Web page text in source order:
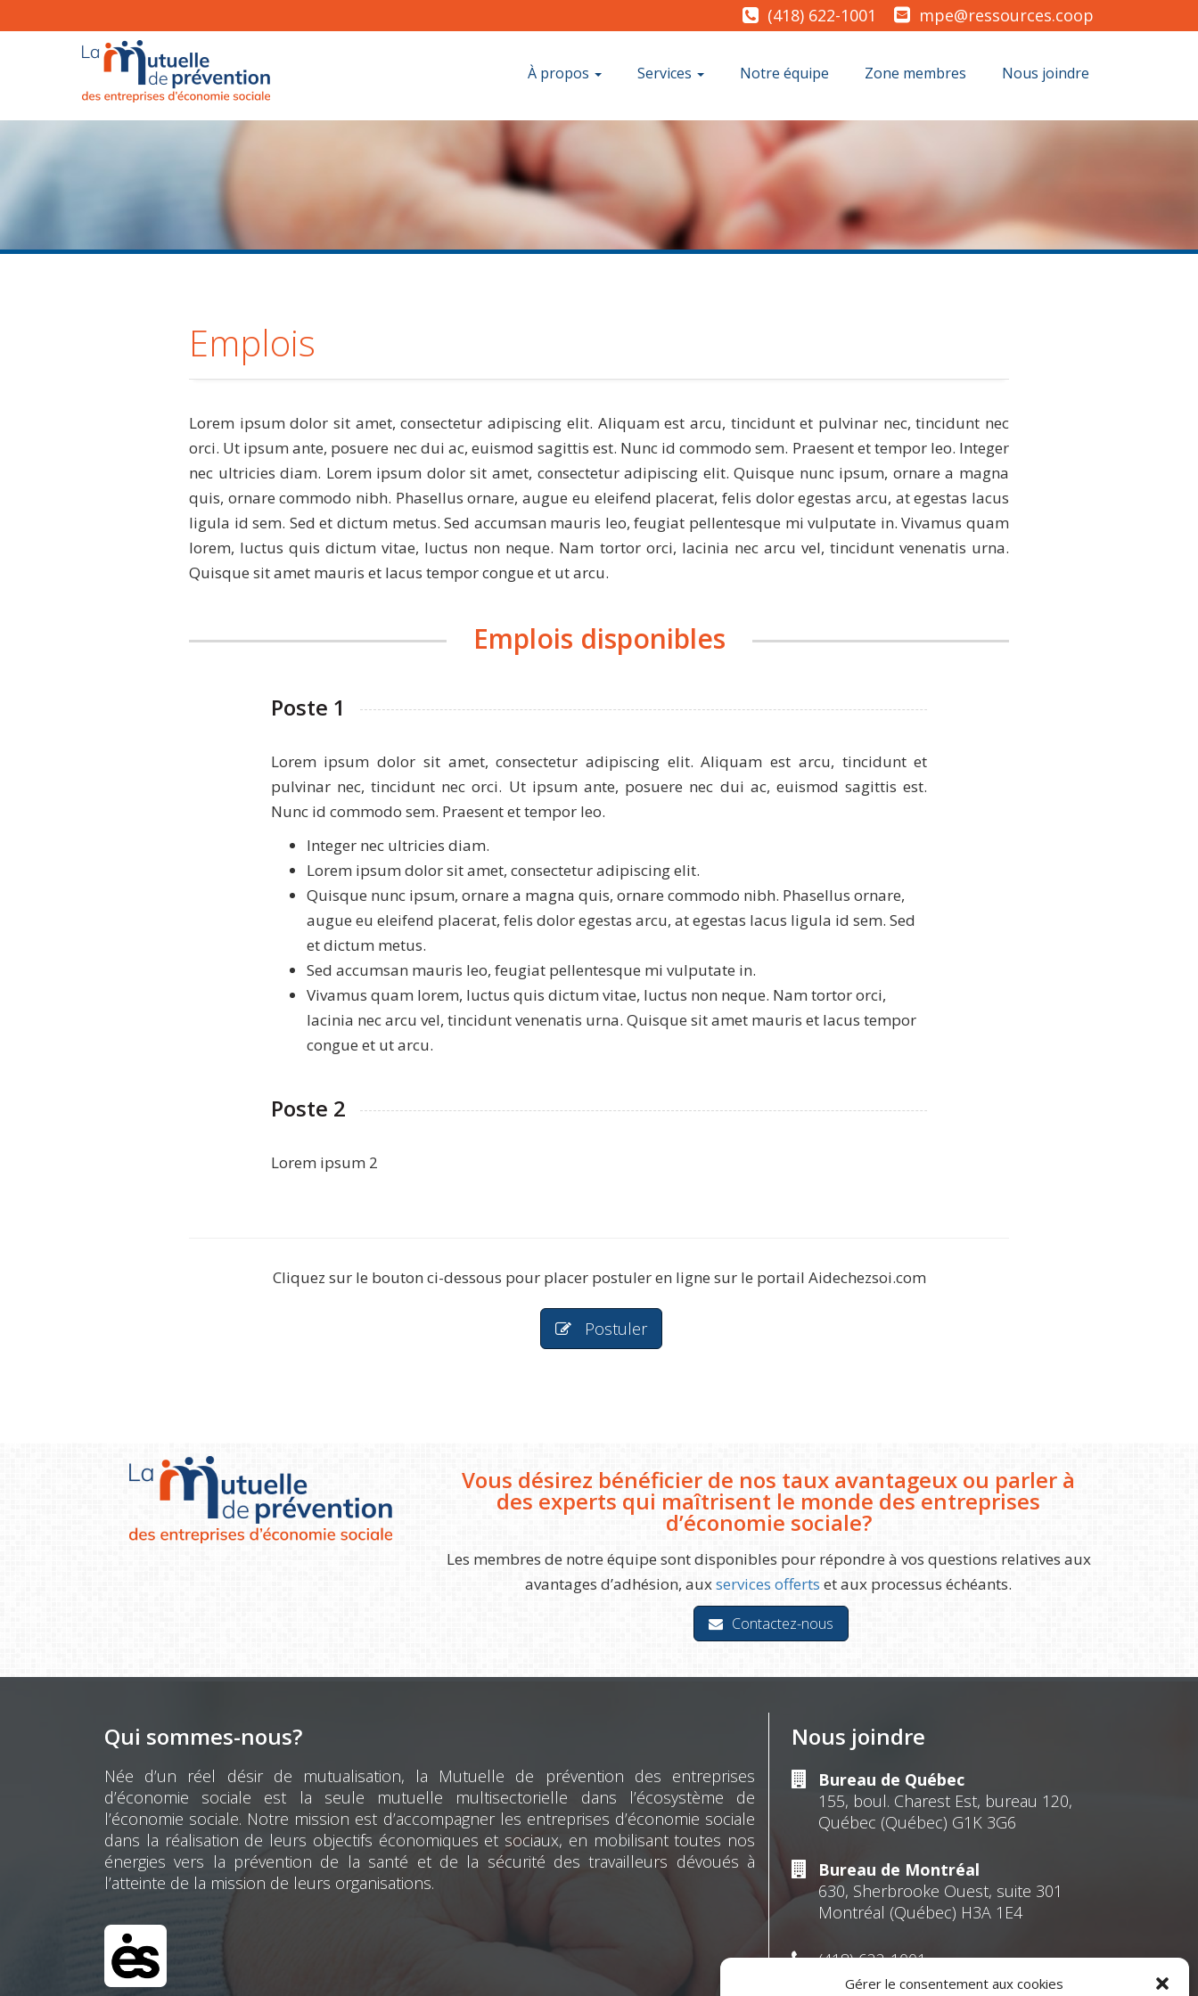
Gérer le consentement aux cookies
mpe@ressources.coop
(418) 622-1001
À propos Services Notre équipe Zone membres Nous joindre
Emplois
Lorem ipsum dolor sit amet, consectetur adipiscing elit. Aliquam est arcu, tincidunt et pulvinar nec, tincidunt nec
orci. Ut ipsum ante, posuere nec dui ac, euismod sagittis est. Nunc id commodo sem. Praesent et tempor leo. Integer
nec ultricies diam. Lorem ipsum dolor sit amet, consectetur adipiscing elit. Quisque nunc ipsum, ornare a magna
quis, ornare commodo nibh. Phasellus ornare, augue eu eleifend placerat, felis dolor egestas arcu, at egestas lacus
ligula id sem. Sed et dictum metus. Sed accumsan mauris leo, feugiat pellentesque mi vulputate in. Vivamus quam
lorem, luctus quis dictum vitae, luctus non neque. Nam tortor orci, lacinia nec arcu vel, tincidunt venenatis urna.
Quisque sit amet mauris et lacus tempor congue et ut arcu.
Emplois disponibles
Poste 1
Lorem ipsum dolor sit amet, consectetur adipiscing elit. Aliquam est arcu, tincidunt et
pulvinar nec, tincidunt nec orci. Ut ipsum ante, posuere nec dui ac, euismod sagittis est.
Nunc id commodo sem. Praesent et tempor leo.
Integer nec ultricies diam.
Lorem ipsum dolor sit amet, consectetur adipiscing elit.
Quisque nunc ipsum, ornare a magna quis, ornare commodo nibh. Phasellus ornare,
augue eu eleifend placerat, felis dolor egestas arcu, at egestas lacus ligula id sem. Sed
et dictum metus.
Sed accumsan mauris leo, feugiat pellentesque mi vulputate in.
Vivamus quam lorem, luctus quis dictum vitae, luctus non neque. Nam tortor orci,
lacinia nec arcu vel, tincidunt venenatis urna. Quisque sit amet mauris et lacus tempor
congue et ut arcu.
Poste 2
Lorem ipsum 2
Cliquez sur le bouton ci-dessous pour placer postuler en ligne sur le portail Aidechezsoi.com
Postuler
Vous désirez bénéficier de nos taux avantageux ou parler à
des experts qui maîtrisent le monde des entreprises
d’économie sociale?
Les membres de notre équipe sont disponibles pour répondre à vos questions relatives aux
avantages d’adhésion, auxservices offerts et aux processus échéants.
Contactez-nous
Qui sommes-nous?
Née d’un réel désir de mutualisation, la Mutuelle de prévention des entreprises
d’économie sociale est la seule mutuelle multisectorielle dans l’écosystème de
l’économie sociale. Notre mission est d’accompagner les entreprises d’économie sociale
dans la réalisation de leurs objectifs économiques et sociaux, en mobilisant toutes nos
énergies vers la prévention de la santé et de la sécurité des travailleurs dévoués à
l’atteinte de la mission de leurs organisations.
Nous joindre
Bureau de Québec
155, boul. Charest Est, bureau 120,
Québec (Québec) G1K 3G6
Bureau de Montréal
630, Sherbrooke Ouest, suite 301
Montréal (Québec) H3A 1E4
(418) 622-1001